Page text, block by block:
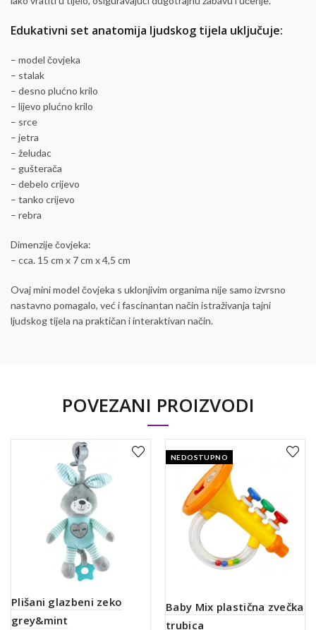
Edukativni set anatomija ljudskog tijela uključuje:
– model čovjeka
– stalak
– desno plućno krilo
– lijevo plućno krilo
– srce
– jetra
– želudac
– gušterača
– debelo crijevo
– tanko crijevo
– rebra
Dimenzije čovjeka:
– cca. 15 cm x 7 cm x 4,5 cm
Ovaj mini model čovjeka s uklonjivim organima nije samo izvrsno
nastavno pomagalo, već i fascinantan način istraživanja tajni
ljudskog tijela na praktičan i interaktivan način.
POVEZANI PROIZVODI
Plišani glazbeni zeko
grey&mint
NEDOSTUPNO
Baby Mix plastična zvečka
trubica